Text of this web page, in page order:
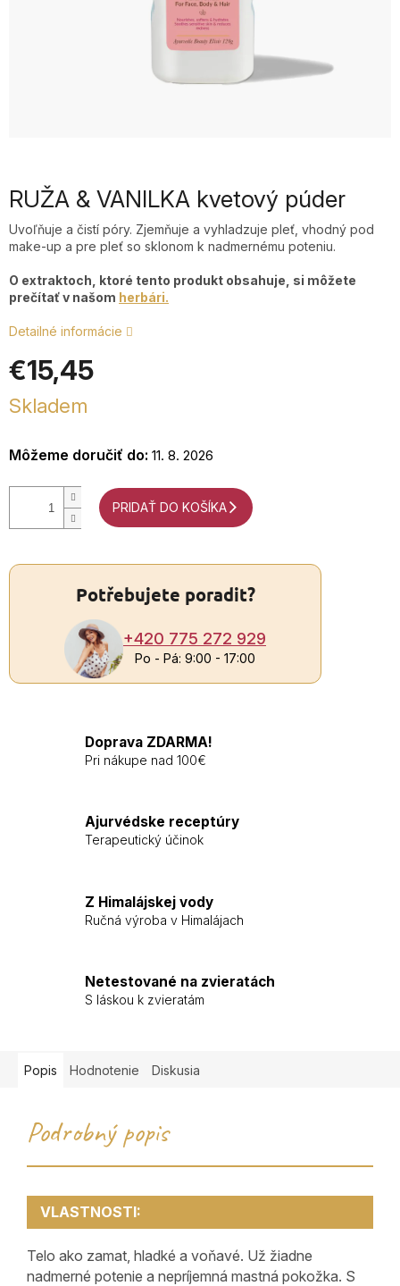
RUŽA & VANILKA kvetový púder
Uvoľňuje a čistí póry. Zjemňuje a vyhladzuje pleť, vhodný pod
make-up a pre pleť so sklonom k nadmernému poteniu.
O extraktoch, ktoré tento produkt obsahuje, si môžete
prečítať v našom herbári.
Detailné informácie
€15,45
Jednotková
cena:
Skladem
Môžeme doručiť do: 11. 8. 2026
PRIDAŤ DO KOŠÍKA
Potřebujete poradit?
+420 775 272 929
Po - Pá: 9:00 - 17:00
Doprava ZDARMA!
Pri nákupe nad 100€
Ajurvédske receptúry
Terapeutický účinok
Z Himalájskej vody
Ručná výroba v Himalájach
Netestované na zvieratách
S láskou k zvieratám
Popis Hodnotenie Diskusia
Podrobný popis
VLASTNOSTI:
Telo ako zamat, hladké a voňavé. Už žiadne
nadmerné potenie a nepríjemná mastná pokožka. S